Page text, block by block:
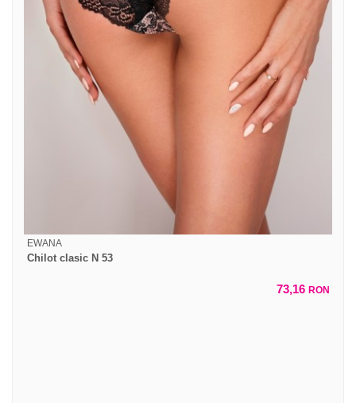
EWANA
Chilot clasic N 53
73,16 RON